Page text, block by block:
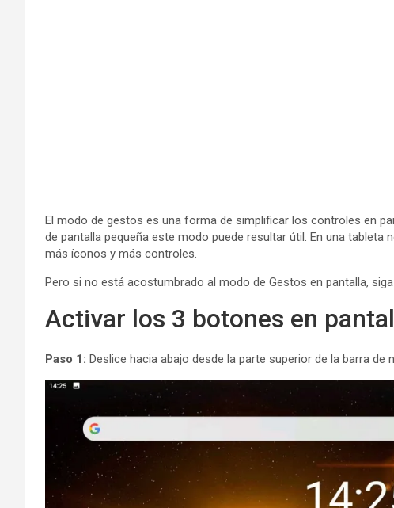
El modo de gestos es una forma de simplificar los controles en
de pantalla pequeña este modo puede resultar útil. En una tableta
más íconos y más controles.
Pero si no está acostumbrado al modo de Gestos en pantalla,
Activar los 3 botones en
Paso 1: Deslice hacia abajo desde la parte superior de la barra de